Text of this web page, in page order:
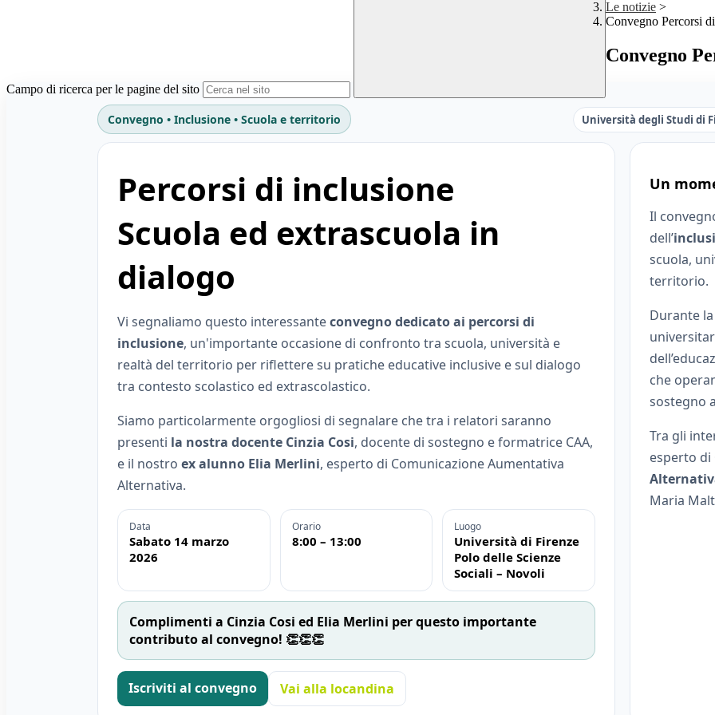
Campo di ricerca per le pagine del sito
Le notizie >
Convegno Percorsi
Convegno
Convegno • Inclusione • Scuola e territorio Università degli Studi di
Percorsi di inclusione
Scuola ed extrascuola in
dialogo
Vi segnaliamo questo interessanteconvegno dedicato ai percorsi di
inclusione, un'importante occasione di confronto tra scuola, università e
realtà del territorio per riflettere su pratiche educative inclusive e sul dialogo
tra contesto scolastico ed extrascolastico.
Siamo particolarmente orgogliosi di segnalare che tra i relatori saranno
presenti la nostra docente Cinzia Cosi, docente di sostegno e formatrice CAA,
e il nostro ex alunno Elia Merlini, esperto di Comunicazione Aumentativa
Alternativa.
Data
Sabato 14 marzo
2026
Orario
8:00 – 13:00
Luogo
Università di Firenze
Polo delle Scienze
Sociali – Novoli
Complimenti a Cinzia Cosi ed Elia Merlini per questo importante
contributo al convegno! 👏👏👏
Iscriviti al convegno Vai alla locandina
Un
Il
dell’
scuola,
territorio.
Durante
che
sostegno
Tra gli
esperto di
Maria